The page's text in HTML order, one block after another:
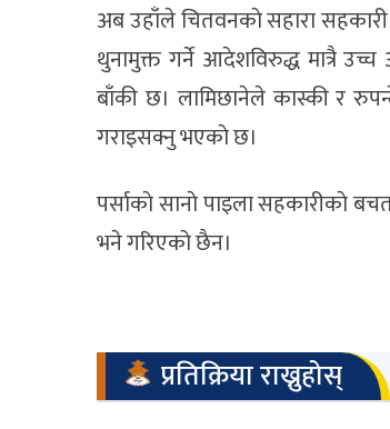
अब उहाँले चितवनकाे सहारा
थुनामुक्त गर्ने आदेशविरुद्ध मात्रै
बाँकी छ। लामिछानेले कास्की र
गराइसक्नु भएकाे छ।
पर्साकाे सानाे पाइला सहकारीकाे
भने गरिएकाे छैन।
प्रतिक्रिया राख्नुहोस्